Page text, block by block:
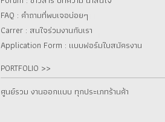
FAQ : คำถามที่พบเจอบ่อยๆ
Carrer : สนใจร่วมงานกับเรา
Application Form : แบบฟอร์มใบสมัครงาน
PORTFOLIO >>
ศูนย์รวม งานออกแบบ ทุกประเภทร้านค้า